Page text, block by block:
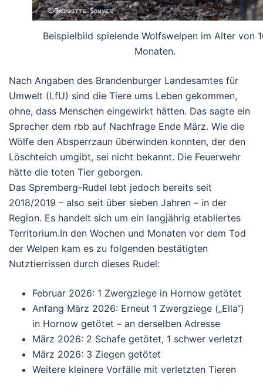
Beispielbild spielende Wolfswelpen im Alter von
Monaten.
Nach Angaben des Brandenburger Landesamtes für
Umwelt (LfU) sind die Tiere ums Leben gekommen,
ohne, dass Menschen eingewirkt hätten. Das sagte ein
Sprecher dem rbb auf Nachfrage Ende März. Wie die
Wölfe den Absperrzaun überwinden konnten, der den
Löschteich umgibt, sei nicht bekannt. Die Feuerwehr
hätte die toten Tier geborgen.
Das Spremberg-Rudel lebt jedoch bereits seit
2018/2019 – also seit über sieben Jahren – in der
Region. Es handelt sich um ein langjährig etabliertes
Territorium.In den Wochen und Monaten vor dem Tod
der Welpen kam es zu folgenden bestätigten
Nutztierrissen durch dieses Rudel:
Februar 2026: 1 Zwergziege in Hornow getötet
Anfang März 2026: Erneut 1 Zwergziege („Ella“)
in Hornow getötet – an derselben Adresse
März 2026: 2 Schafe getötet, 1 schwer verletzt
März 2026: 3 Ziegen getötet
Weitere kleinere Vorfälle mit verletzten Tieren